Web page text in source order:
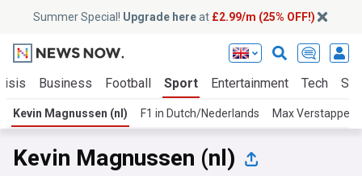
Summer Special! Upgrade hereat £2.99/m (25% OFF!)
Business Football Sport Entertainment Tech
Kevin Magnussen (nl) F1 in Dutch/Nederlands Max Verstappen
Kevin Magnussen (nl)